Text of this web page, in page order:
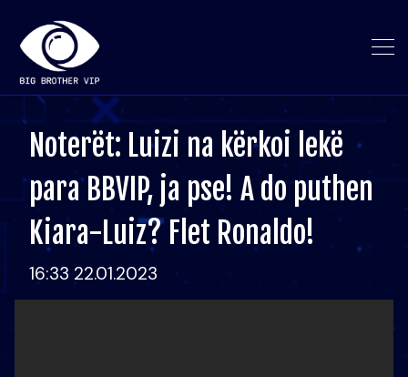
Noterët: Luizi na kërkoi lekë
para BBVIP, ja pse! A do puthen
Kiara-Luiz? Flet Ronaldo!
16:33 22.01.2023